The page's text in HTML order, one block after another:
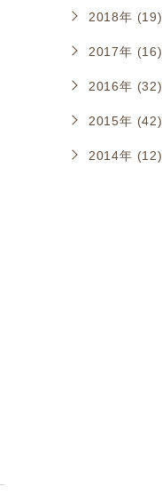
2018年 (19)
2017年 (16)
2016年 (32)
2015年 (42)
2014年 (12)